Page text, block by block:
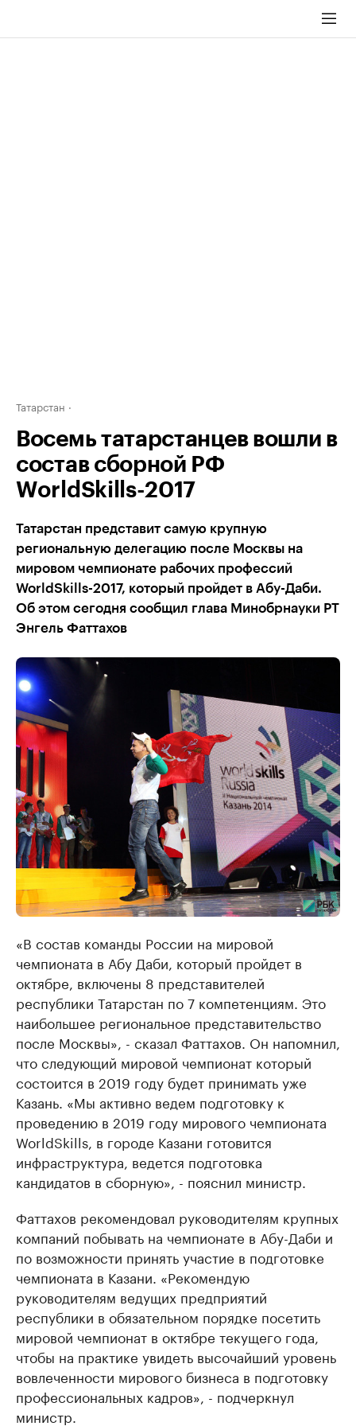
Татарстан
Восемь татарстанцев вошли в
состав сборной РФ
WorldSkills-2017
Татарстан представит самую крупную
региональную делегацию после Москвы на
мировом чемпионате рабочих профессий
WorldSkills-2017, который пройдет в Абу-Даби.
Об этом сегодня сообщил глава Минобрнауки РТ
Энгель Фаттахов
«В состав команды России на мировой
чемпионата в Абу Даби, который пройдет в
октябре, включены 8 представителей
республики Татарстан по 7 компетенциям. Это
наибольшее региональное представительство
после Москвы», - сказал Фаттахов. Он напомнил,
что следующий мировой чемпионат который
состоится в 2019 году будет принимать уже
Казань. «Мы активно ведем подготовку к
проведению в 2019 году мирового чемпионата
WorldSkills, в городе Казани готовится
инфраструктура, ведется подготовка
кандидатов в сборную», - пояснил министр.
Фаттахов рекомендовал руководителям крупных
компаний побывать на чемпионате в Абу-Даби и
по возможности принять участие в подготовке
чемпионата в Казани. «Рекомендую
руководителям ведущих предприятий
республики в обязательном порядке посетить
мировой чемпионат в октябре текущего года,
чтобы на практике увидеть высочайший уровень
вовлеченности мирового бизнеса в подготовку
профессиональных кадров», - подчеркнул
министр.